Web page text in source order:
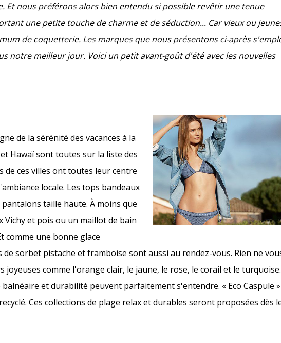
Et nous préférons alors bien entendu si possible revêtir une tenue
une petite touche de charme et de séduction... Car vieux ou
de coquetterie. Les marques que nous présentons ci-après
notre meilleur jour. Voici un petit avant-goût d'été avec les nouvelles
de la sérénité des vacances à la
et Hawaï sont toutes sur la liste des
de ces villes ont toutes leur centre
locale. Les tops bandeaux
taille haute. À moins que
et pois ou un maillot de bain
comme une bonne glace
sorbet pistache et framboise sont aussi au rendez-vous. Rien ne
joyeuses comme l'orange clair, le jaune, le rose, le corail et le turquoise.
et durabilité peuvent parfaitement s'entendre. « Eco Caspule
Ces collections de plage relax et durables seront proposées dès